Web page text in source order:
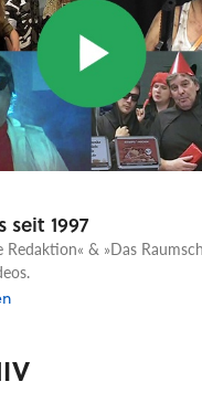
1997
Redaktion« & »Das